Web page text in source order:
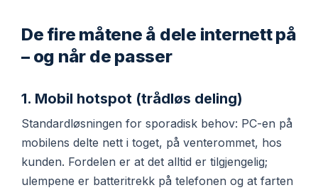
De fire måtene å dele internett på
– og når de passer
1. Mobil hotspot (trådløs deling)
Standardløsningen for sporadisk behov: PC-en på
mobilens delte nett i toget, på venterommet, hos
kunden. Fordelen er at det alltid er tilgjengelig;
ulempene er batteritrekk på telefonen og at farten